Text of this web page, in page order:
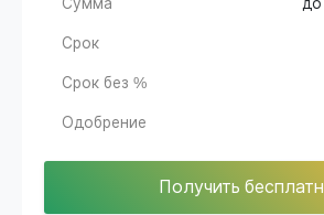
Сумма до
Срок
Срок без %
Одобрение
Получить